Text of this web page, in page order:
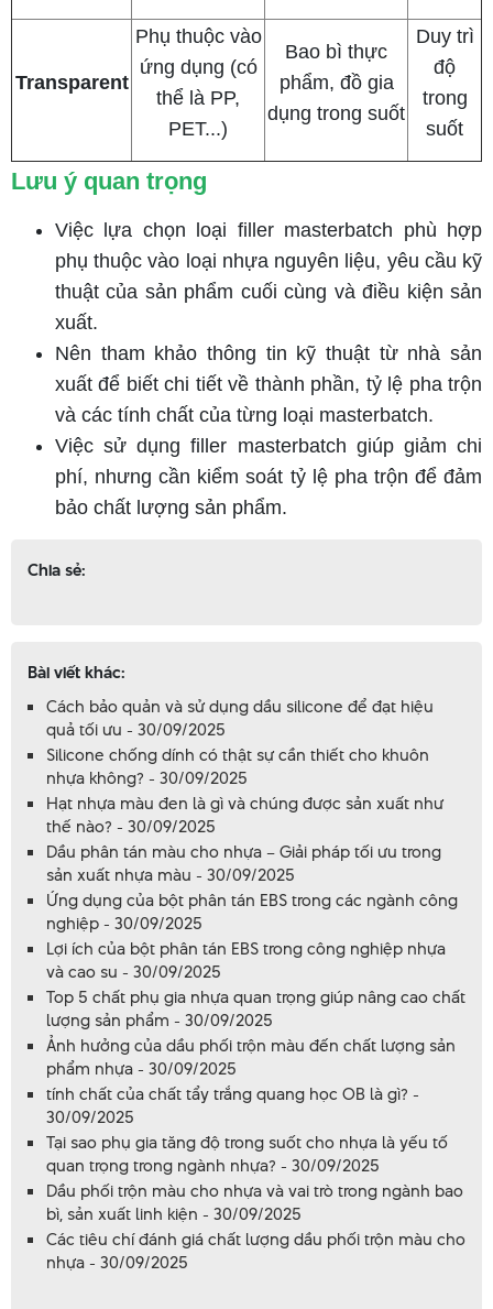
Transparent
Phụ thuộc vào
ứng dụng (có
thể là PP,
PET...)
Bao bì thực
phẩm, đồ gia
dụng trong suốt
Duy trì
độ
trong
suốt
Lưu ý quan trọng
Việc lựa chọn loại filler masterbatch phù hợp
phụ thuộc vào loại nhựa nguyên liệu, yêu cầu kỹ
thuật của sản phẩm cuối cùng và điều kiện sản
xuất.
Nên tham khảo thông tin kỹ thuật từ nhà sản
xuất để biết chi tiết về thành phần, tỷ lệ pha trộn
và các tính chất của từng loại masterbatch.
Việc sử dụng filler masterbatch giúp giảm chi
phí, nhưng cần kiểm soát tỷ lệ pha trộn để đảm
bảo chất lượng sản phẩm.
Chia sẻ:
Bài viết khác:
Cách bảo quản và sử dụng dầu silicone để đạt hiệu
quả tối ưu - 30/09/2025
Silicone chống dính có thật sự cần thiết cho khuôn
nhựa không? - 30/09/2025
Hạt nhựa màu đen là gì và chúng được sản xuất như
thế nào? - 30/09/2025
Dầu phân tán màu cho nhựa – Giải pháp tối ưu trong
sản xuất nhựa màu - 30/09/2025
Ứng dụng của bột phân tán EBS trong các ngành công
nghiệp - 30/09/2025
Lợi ích của bột phân tán EBS trong công nghiệp nhựa
và cao su - 30/09/2025
Top 5 chất phụ gia nhựa quan trọng giúp nâng cao chất
lượng sản phẩm - 30/09/2025
Ảnh hưởng của dầu phối trộn màu đến chất lượng sản
phẩm nhựa - 30/09/2025
tính chất của chất tẩy trắng quang học OB là gì? -
30/09/2025
Tại sao phụ gia tăng độ trong suốt cho nhựa là yếu tố
quan trọng trong ngành nhựa? - 30/09/2025
Dầu phối trộn màu cho nhựa và vai trò trong ngành bao
bì, sản xuất linh kiện - 30/09/2025
Các tiêu chí đánh giá chất lượng dầu phối trộn màu cho
nhựa - 30/09/2025